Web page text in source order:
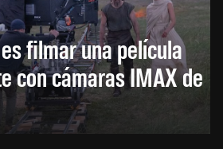
filmar una película
con cámaras IMAX de